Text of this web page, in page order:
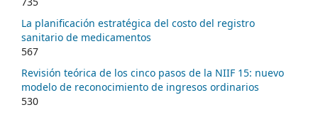
La planificación estratégica del costo del registro
sanitario de medicamentos
567
Revisión teórica de los cinco pasos de la NIIF 15: nuevo
modelo de reconocimiento de ingresos ordinarios
530